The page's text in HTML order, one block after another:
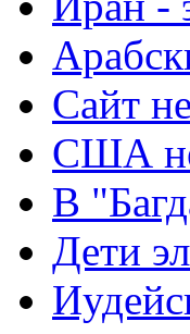
Сайт
США
В
Дети